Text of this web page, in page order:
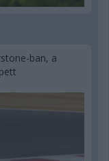
ban, a